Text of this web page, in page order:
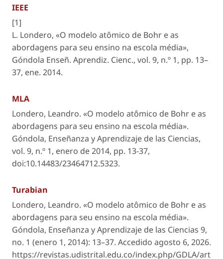
IEEE
[1]
L. Londero, «O modelo atômico de Bohr e as
abordagens para seu ensino na escola média»,
Góndola Enseñ. Aprendiz. Cienc., vol. 9, n.º 1, pp. 13–
37, ene. 2014.
MLA
Londero, Leandro. «O modelo atômico de Bohr e as
abordagens para seu ensino na escola média».
Góndola, Enseñanza y Aprendizaje de las Ciencias,
vol. 9, n.º 1, enero de 2014, pp. 13-37,
doi:10.14483/23464712.5323.
Turabian
Londero, Leandro. «O modelo atômico de Bohr e as
abordagens para seu ensino na escola média».
Góndola, Enseñanza y Aprendizaje de las Ciencias 9,
no. 1 (enero 1, 2014): 13–37. Accedido agosto 6, 2026.
https://revistas.udistrital.edu.co/index.php/GDLA/art